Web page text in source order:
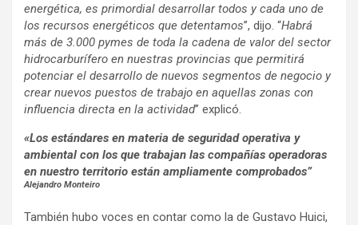
energética, es primordial desarrollar todos y cada uno de
los recursos energéticos que detentamos”, dijo. “Habrá
más de 3.000 pymes de toda la cadena de valor del sector
hidrocarburífero en nuestras provincias que permitirá
potenciar el desarrollo de nuevos segmentos de negocio y
crear nuevos puestos de trabajo en aquellas zonas con
influencia directa en la actividad” explicó.
«Los estándares en materia de seguridad operativa y
ambiental con los que trabajan las compañías operadoras
en nuestro territorio están ampliamente comprobados”
Alejandro Monteiro
También hubo voces en contar como la de Gustavo Huici,